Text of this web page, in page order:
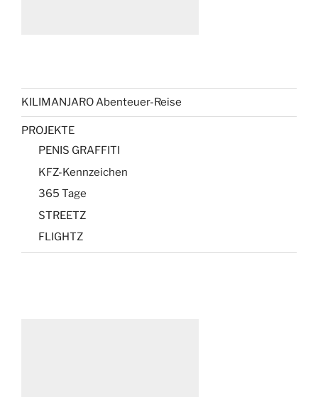
KILIMANJARO Abenteuer-Reise
PROJEKTE
PENIS GRAFFITI
KFZ-Kennzeichen
365 Tage
STREETZ
FLIGHTZ